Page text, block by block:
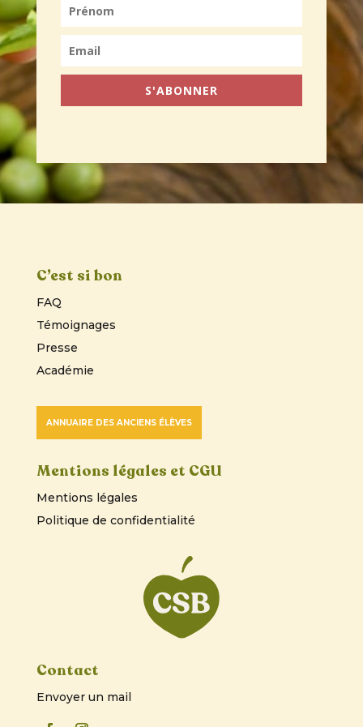
S'ABONNER
C’est si bon
FAQ
Témoignages
Presse
Académie
ANNUAIRE DES ANCIENS ÉLÈVES
Mentions légales et CGU
Mentions légales
Politique de confidentialité
Contact
Envoyer un mail